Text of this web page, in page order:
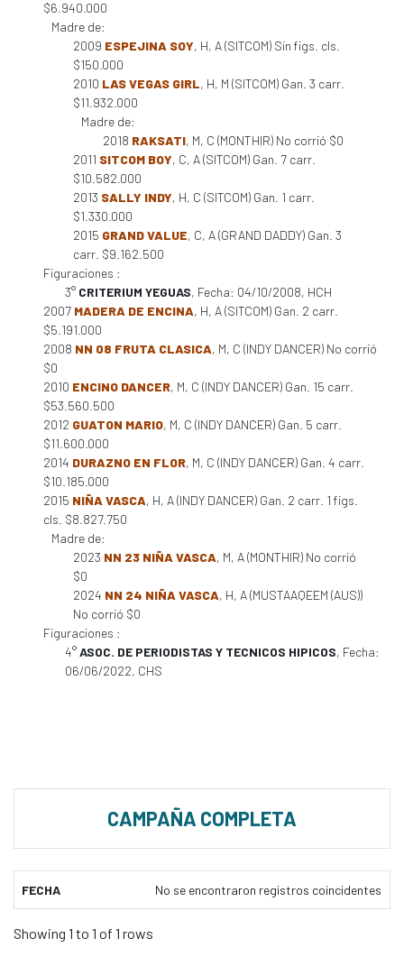
$6.940.000
Madre de:
2009 ESPEJINA SOY, H, A (SITCOM) Sin figs. cls.
$150.000
2010 LAS VEGAS GIRL, H, M (SITCOM) Gan. 3 carr.
$11.932.000
Madre de:
2018 RAKSATI, M, C (MONTHIR) No corrió $0
2011 SITCOM BOY, C, A (SITCOM) Gan. 7 carr.
$10.582.000
2013 SALLY INDY, H, C (SITCOM) Gan. 1 carr.
$1.330.000
2015 GRAND VALUE, C, A (GRAND DADDY) Gan. 3
carr. $9.162.500
Figuraciones :
3° CRITERIUM YEGUAS, Fecha: 04/10/2008, HCH
2007 MADERA DE ENCINA, H, A (SITCOM) Gan. 2 carr.
$5.191.000
2008 NN 08 FRUTA CLASICA, M, C (INDY DANCER) No corrió
$0
2010 ENCINO DANCER, M, C (INDY DANCER) Gan. 15 carr.
$53.560.500
2012 GUATON MARIO, M, C (INDY DANCER) Gan. 5 carr.
$11.600.000
2014 DURAZNO EN FLOR, M, C (INDY DANCER) Gan. 4 carr.
$10.185.000
2015 NIÑA VASCA, H, A (INDY DANCER) Gan. 2 carr. 1 figs.
cls. $8.827.750
Madre de:
2023 NN 23 NIÑA VASCA, M, A (MONTHIR) No corrió
$0
2024 NN 24 NIÑA VASCA, H, A (MUSTAAQEEM (AUS))
No corrió $0
Figuraciones :
4°ASOC. DE PERIODISTAS Y TECNICOS HIPICOS, Fecha:
06/06/2022, CHS
CAMPAÑA COMPLETA
FECHA No se encontraron registros coincidentes
Showing 1 to 1 of 1 rows